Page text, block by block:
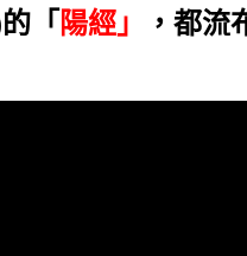
「 陽經」 ，都流